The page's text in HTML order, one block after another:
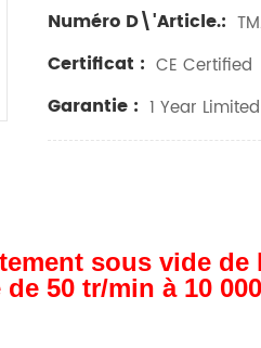
Numéro D\'article.:
Certificat : CE Certified
Garantie : 1 Year
sous vide
de 50 tr/min à 10